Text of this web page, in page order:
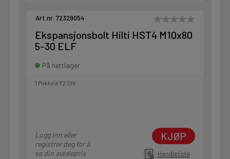
Art.nr. 72329054
Ekspansjonsbolt Hilti HST4 M10x80
5-30 ELF
På nettlager
1 Pakke a 72 Stk
Logg inn eller
registrer deg for å
se din avtalepris
KJØP
Handleliste